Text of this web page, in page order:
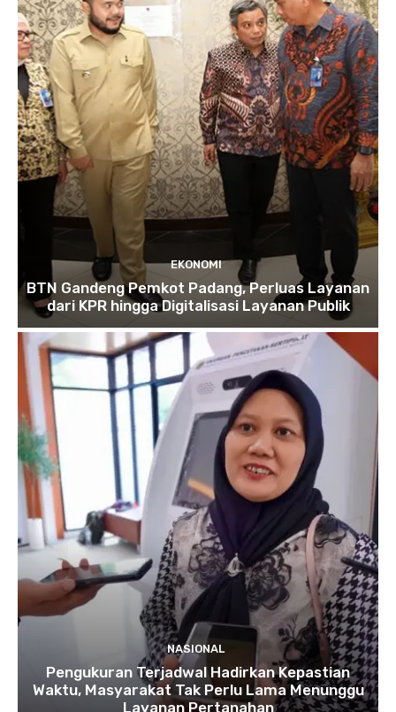
EKONOMI
BTN Gandeng Pemkot Padang, Perluas Layanan
dari KPR hingga Digitalisasi Layanan Publik
NASIONAL
Pengukuran Terjadwal Hadirkan Kepastian
Waktu, Masyarakat Tak Perlu Lama Menunggu
Layanan Pertanahan